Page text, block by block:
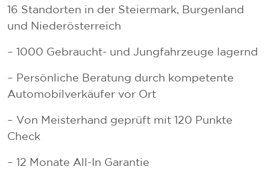
16 Standorten in der Steiermark, Burgenland
und Niederösterreich
– 1000 Gebraucht- und Jungfahrzeuge lagernd
– Persönliche Beratung durch kompetente
Automobilverkäufer vor Ort
– Von Meisterhand geprüft mit 120 Punkte
Check
– 12 Monate All-In Garantie